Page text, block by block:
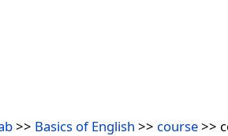
>> Basics of English >> course>>